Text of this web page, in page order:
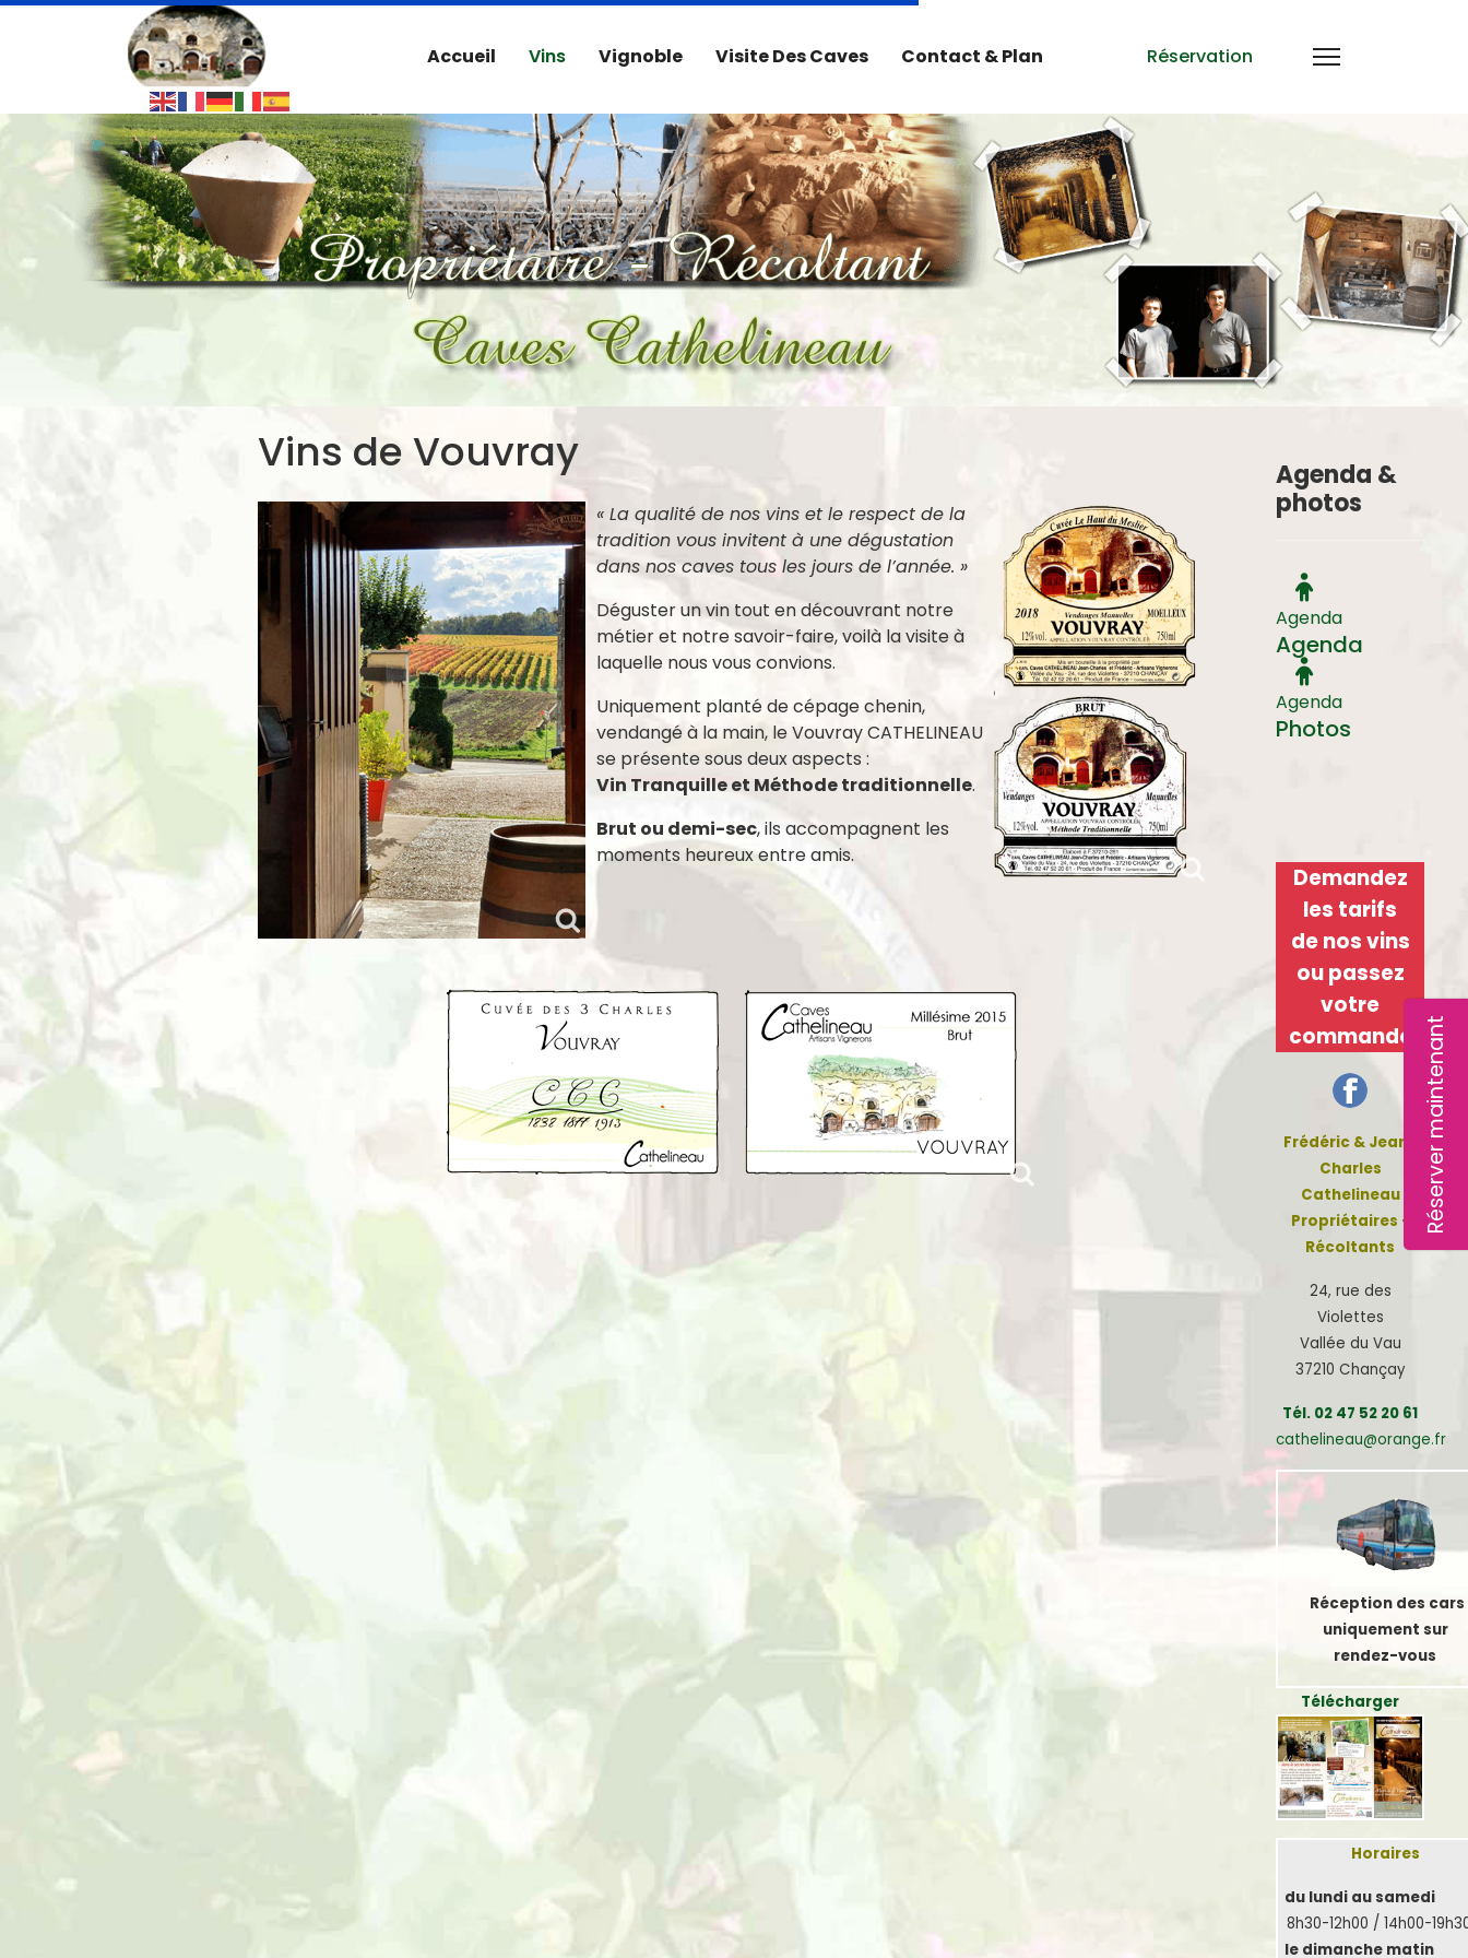
Accueil Vins Vignoble Visite Des Caves Contact & Plan Réservation
Vins de Vouvray
« Laqualité de nos vins et le respect de la
tradition vous invitent à une dégustation
dans nos caves tous les jours de l’année. »
Déguster un vin tout en découvrant notre
métier et notre savoir-faire, voilà la visite à
laquelle nous vous convions.
Uniquement planté de cépage chenin,
vendangé à la main, le Vouvray CATHELINEAU
se présente sous deux aspects :
Vin Tranquille et Méthode traditionnelle.
Brut ou demi-sec, ils accompagnent les
moments heureux entre amis.
Agenda &
photos
Agenda
Agenda
Agenda
Photos
Demandez
les tarifs
de nos vins
ou passez
votre
commande
Frédéric & Jean-
Charles
Cathelineau
Propriétaires -
Récoltants
24, rue des
Violettes
Vallée du Vau
37210 Chançay
Tél. 02 47 52 20 61
cathelineau@orange.fr
Réception des cars
uniquement sur
rendez-vous
Télécharger
Horaires
du lundi au samedi
8h30-12h00 / 14h00-
le dimanche matin
Réserver maintenant